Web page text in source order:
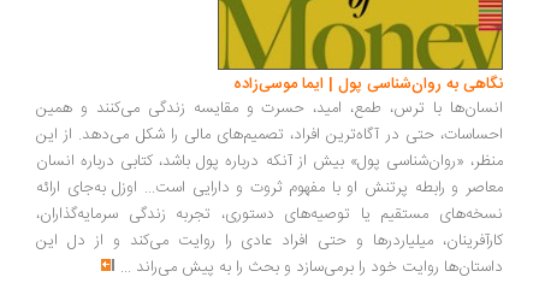
نگاهی به روان‌شناسی پول | ایما موسی‌زاده
انسان‌ها با ترس، طمع، امید، حسرت و مقایسه زندگی می‌کنند و همین
احساسات، حتی در آگاه‌ترین افراد، تصمیم‌های مالی را شکل می‌دهد. از این
منظر، «روان‌شناسی پول» بیش از آنکه درباره پول باشد، کتابی درباره انسان
معاصر و رابطه پرتنش او با مفهوم ثروت و دارایی است... اوزل به‌جای ارائه
نسخه‌های مستقیم یا توصیه‌های دستوری، تجربه زندگی سرمایه‌گذاران،
کارآفرینان، میلیاردرها و حتی افراد عادی را روایت می‌کند و از دل این
داستان‌ها روایت خود را برمی‌سازد و بحث را به پیش می‌راند ...